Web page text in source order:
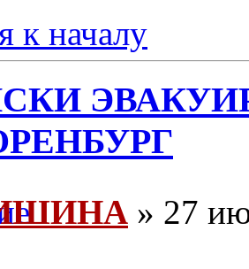
к началу
» 27